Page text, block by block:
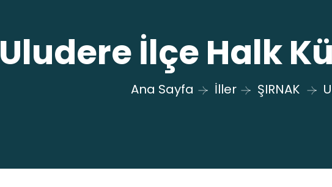
Uludere İlçe Halk
Ana Sayfa İller ŞIRNAK